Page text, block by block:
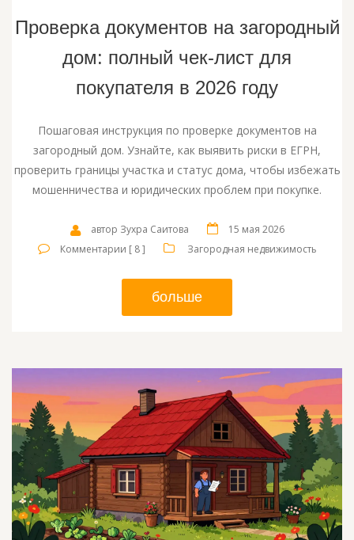
Проверка документов на загородный
дом: полный чек-лист для
покупателя в 2026 году
Пошаговая инструкция по проверке документов на
загородный дом. Узнайте, как выявить риски в ЕГРН,
проверить границы участка и статус дома, чтобы избежать
мошенничества и юридических проблем при покупке.
автор Зухра Саитова
15 мая 2026
Комментарии [ 8 ]
Загородная недвижимость
больше